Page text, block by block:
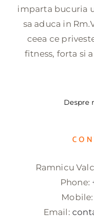
imparta bucuria
sa aduca in
ceea ce
fitness, forta si
Despre
Ramnicu
Phone:
Mobile:
Email: